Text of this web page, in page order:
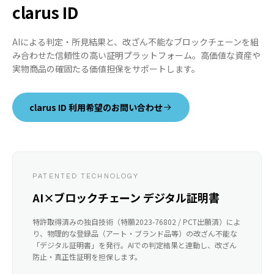
PATENTED TECHNOLOGY
AI×ブロックチェーン デジタル証明書
特許取得済みの独自技術（特願2023-76802 / PCT出願済）によ
り、物理的な登録品（アート・ブランド品等）の改ざん不能な
「デジタル証明書」を発行。AIでの判定結果と連動し、改ざん
防止・真正性証明を担保します。
clarus ID
AIによる判定・所見結果と、改ざん不能なブロックチェーンを組
み合わせた信頼性の高い証明プラットフォーム。高価値な資産や
実物商品の確固たる価値担保をサポートします。
clarus ID 利用希望のお問い合わせ